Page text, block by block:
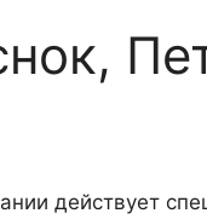
действует